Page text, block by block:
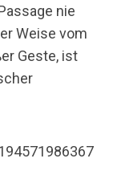
nie
Weise vom
Geste, ist